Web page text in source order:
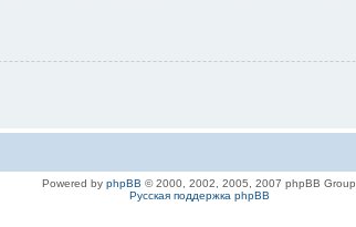
Powered by phpBB © 2000, 2002, 2005, 2007 phpBB Group
Русская поддержка phpBB